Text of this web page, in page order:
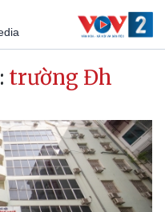
trường Đh